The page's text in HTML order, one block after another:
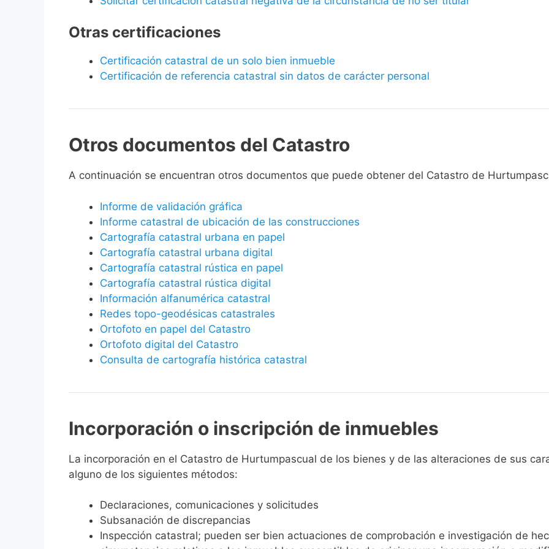
Otras certificaciones
Certificación catastral de un solo bien inmueble
Certificación de referencia catastral sin datos de carácter personal
Otros documentos del Catastro
A continuación se encuentran otros documentos que puede obtener del Catastro de
Informe de validación gráfica
Informe catastral de ubicación de las construcciones
Cartografía catastral urbana en papel
Cartografía catastral urbana digital
Cartografía catastral rústica en papel
Cartografía catastral rústica digital
Información alfanumérica catastral
Redes topo-geodésicas catastrales
Ortofoto en papel del Catastro
Ortofoto digital del Catastro
Consulta de cartografía histórica catastral
Incorporación o inscripción de inmuebles
La incorporación en el Catastro de Hurtumpascual de los bienes y de las alteraciones de sus
alguno de los siguientes métodos:
Declaraciones, comunicaciones y solicitudes
Subsanación de discrepancias
Inspección catastral; pueden ser bien actuaciones de comprobación e investigación de